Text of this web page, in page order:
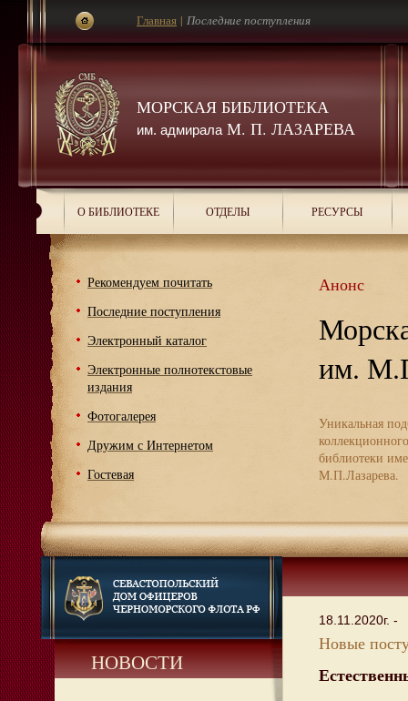
МОРСКАЯ БИБЛИОТЕКА
им. адмиралаМ. П. ЛАЗАРЕВА
Главная | Последние поступления
О БИБЛИОТЕКЕ ОТДЕЛЫ РЕСУРСЫ
Рекомендуем почитать
Последние поступления
Электронный каталог
Электронные полнотекстовые
издания
Фотогалерея
Дружим с Интернетом
Гостевая
Анонс
им.
Уникальная
библиотеки
М.П.Лазарева.
НОВОСТИ
18.11.2020г. -
Новые